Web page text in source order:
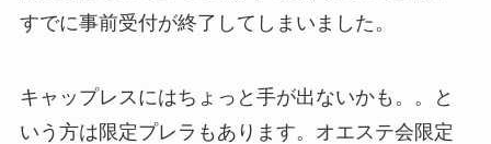
すでに事前受付が終了してしまいました。
キャップレスにはちょっと手が出ないかも。。と
いう方は限定プレラもあります。オエステ会限定